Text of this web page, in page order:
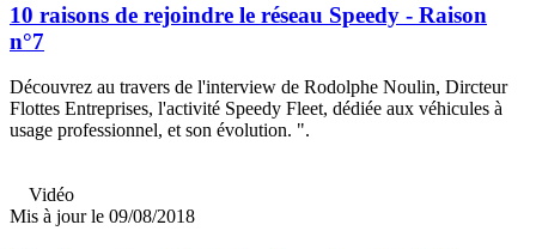
10 raisons de rejoindre le réseau Speedy - Raison
n°7
Découvrez au travers de l'interview de Rodolphe Noulin, Dircteur
Flottes Entreprises, l'activité Speedy Fleet, dédiée aux véhicules à
usage professionnel, et son évolution. ".
Vidéo
Mis à jour le 09/08/2018